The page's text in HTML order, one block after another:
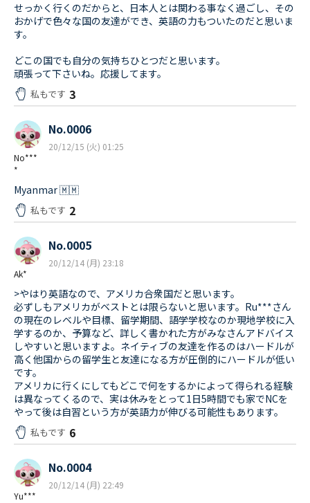
せっかく行くのだからと、日本人とは関わる事なく過ごし、その
おかげで色々な国の友達ができ、英語の力もついたのだと思いま
す。
どこの国でも自分の気持ちひとつだと思います。
頑張って下さいね。応援してます。
私もです 3
No***
*
No.0006
20/12/15 (火) 01:25
Myanmar 🇲🇲
私もです 2
Ak*
No.0005
20/12/14 (月) 23:18
>やはり英語なので、アメリカ合衆国だと思います。
必ずしもアメリカがベストとは限らないと思います。Ru***さん
の現在のレベルや目標、留学期間、語学学校なのか現地学校に入
学するのか、予算など、詳しく書かれた方がみなさんアドバイス
しやすいと思いますよ。ネイティブの友達を作るのはハードルが
高く他国からの留学生と友達になる方が圧倒的にハードルが低い
です。
アメリカに行くにしてもどこで何をするかによって得られる経験
は異なってくるので、実は休みをとって1日5時間でも家でNCを
やって後は自習という方が英語力が伸びる可能性もあります。
私もです 6
Yu***
No.0004
20/12/14 (月) 22:49